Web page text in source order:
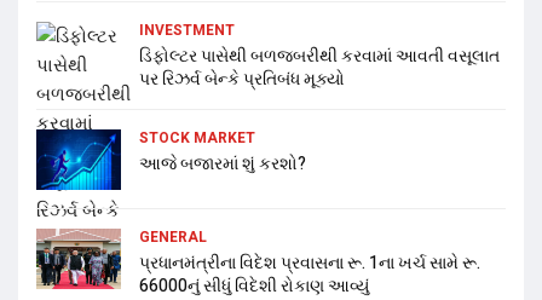
INVESTMENT
ડિફોલ્ટર પાસેથી બળજબરીથી કરવામાં આવતી વસૂલાત
પર રિઝર્વ બેન્કે પ્રતિબંધ મૂક્યો
STOCK MARKET
આજે બજારમાં શું કરશો?
GENERAL
પ્રધાનમંત્રીના વિદેશ પ્રવાસના રૂ. 1ના ખર્ચ સામે રૂ.
66000નું સીધું વિદેશી રોકાણ આવ્યું